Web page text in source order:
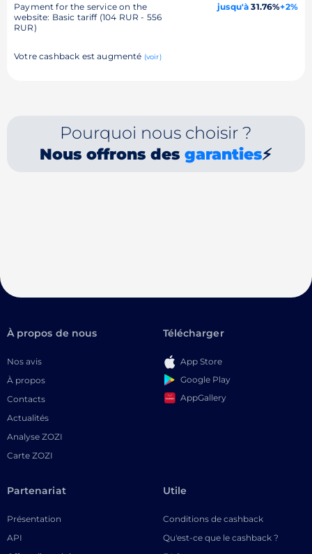
Payment for the service on the
website: Basic tariff (104 RUR - 556
RUR)
jusqu'à 31.76%+2%
Votre cashback est augmenté (voir)
Pourquoi nous choisir ?
Nous offrons desgaranties⚡
À propos de nous
Nos avis
À propos
Contacts
Actualités
Analyse ZOZI
Carte ZOZI
Télécharger
App Store
Google Play
AppGallery
Partenariat
Présentation
API
Utile
Conditions de cashback
Qu'est-ce que le cashback ?